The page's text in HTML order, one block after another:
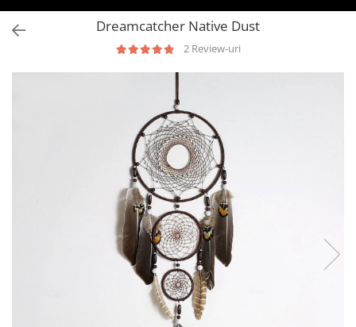
Brelocuri
Decoratiuni Aztece
Bratari pentru EA
Lumanari Parfumate
Seturi Creative si Accesorii
Dreamcatcher Native Dust
2 Review-uri